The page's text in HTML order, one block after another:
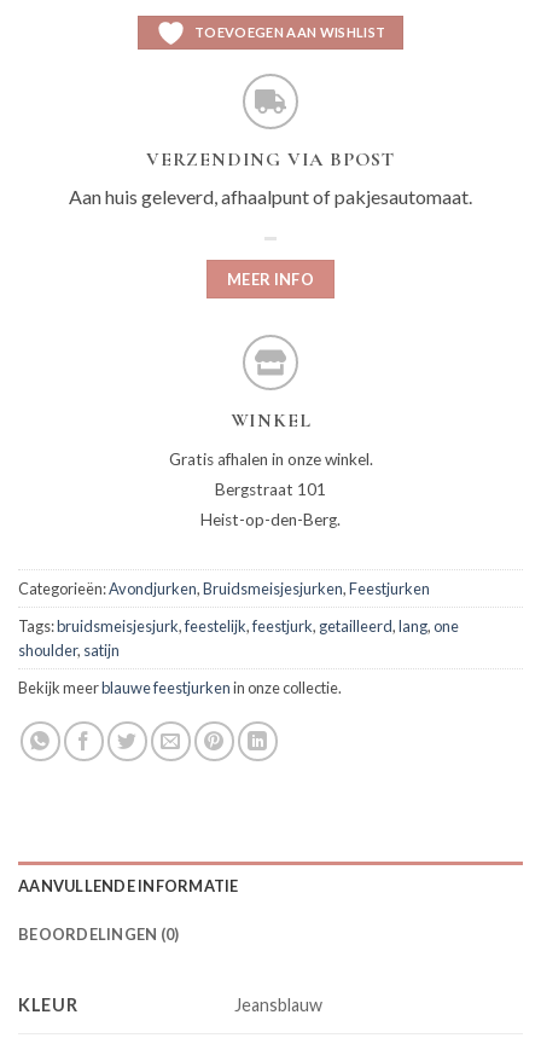
TOEVOEGEN AAN WISHLIST
VERZENDING VIA BPOST
Aan huis geleverd, afhaalpunt of pakjesautomaat.
MEER INFO
WINKEL
Gratis afhalen in onze winkel.
Bergstraat 101
Heist-op-den-Berg.
Categorieën:Avondjurken,Bruidsmeisjesjurken,Feestjurken
Tags:bruidsmeisjesjurk,feestelijk,feestjurk, getailleerd,lang,one
shoulder, satijn
Bekijk meerblauwe feestjurkenin onze collectie.
AANVULLENDE INFORMATIE
BEOORDELINGEN (0)
KLEUR Jeansblauw